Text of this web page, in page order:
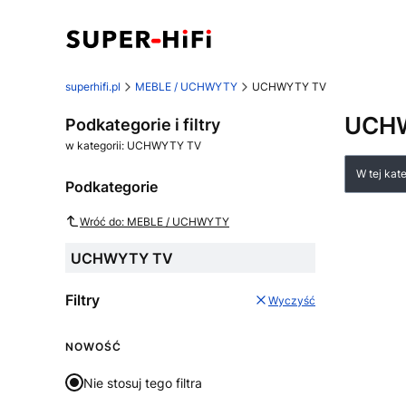
superhifi.pl MEBLE / UCHWYTY UCHWYTY TV
Podkategorie i filtry
w kategorii: UCHWYTY TV
Podkategorie
Wróć do: MEBLE / UCHWYTY
UCHWYTY TV
Filtry Wyczyść
NOWOŚĆ
Nie stosuj tego filtra
W tej